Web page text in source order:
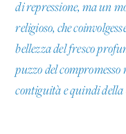
di repressione, ma un
religioso, che
bellezza del fresco
puzzo del
contiguità e quindi della